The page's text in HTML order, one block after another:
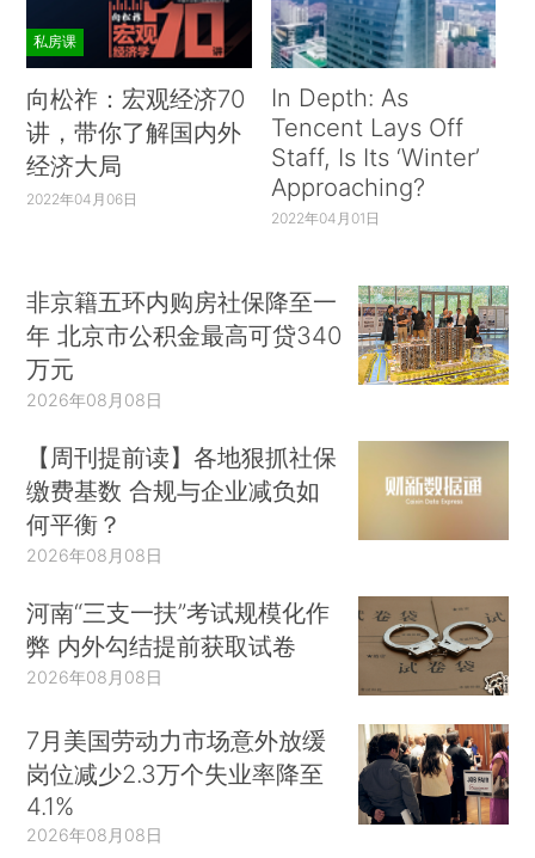
私房课
向松祚：宏观经济70
讲，带你了解国内外
经济大局
2022年04月06日
In Depth: As
Tencent Lays Off
Staff, Is Its ‘Winter’
Approaching?
2022年04月01日
非京籍五环内购房社保降至一
年 北京市公积金最高可贷340
万元
2026年08月08日
【周刊提前读】各地狠抓社保
缴费基数 合规与企业减负如
何平衡？
2026年08月08日
河南“三支一扶”考试规模化作
弊 内外勾结提前获取试卷
2026年08月08日
7月美国劳动力市场意外放缓
岗位减少2.3万个失业率降至
4.1%
2026年08月08日